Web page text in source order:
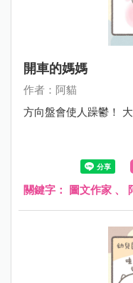
開車的媽媽
作者：阿貓
方向盤會使人躁鬱！
關鍵字： 圖文作家 、